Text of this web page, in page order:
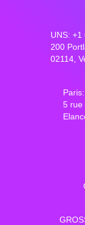
UNS: +1
200
02114,
5 rue